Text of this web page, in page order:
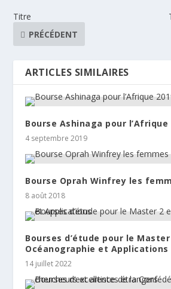
Titre
PRÉCÉDENT
ARTICLES SIMILAIRES
Bourse Ashinaga pour l’Afrique
4 septembre 2019
Bourse Oprah Winfrey les
8 août 2018
Bourses d’étude pour le
Océanographie et Applications
14 juillet 2022